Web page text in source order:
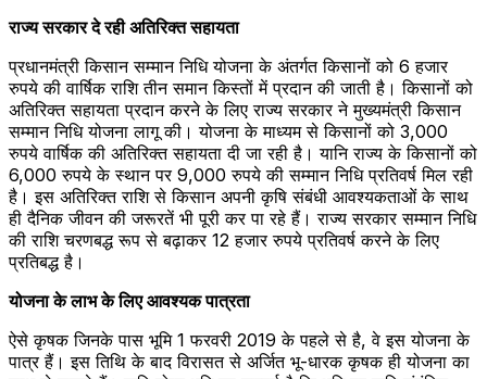
राज्य सरकार दे रही अतिरिक्त सहायता
प्रधानमंत्री किसान सम्मान निधि योजना के अंतर्गत किसानों को 6 हजार
रुपये की वार्षिक राशि तीन समान किस्तों में प्रदान की जाती है। किसानों को
अतिरिक्त सहायता प्रदान करने के लिए राज्य सरकार ने मुख्यमंत्री किसान
सम्मान निधि योजना लागू की। योजना के माध्यम से किसानों को 3,000
रुपये वार्षिक की अतिरिक्त सहायता दी जा रही है। यानि राज्य के किसानों को
6,000 रुपये के स्थान पर 9,000 रुपये की सम्मान निधि प्रतिवर्ष मिल रही
है। इस अतिरिक्त राशि से किसान अपनी कृषि संबंधी आवश्यकताओं के साथ
ही दैनिक जीवन की जरूरतें भी पूरी कर पा रहे हैं। राज्य सरकार सम्मान निधि
की राशि चरणबद्ध रूप से बढ़ाकर 12 हजार रुपये प्रतिवर्ष करने के लिए
प्रतिबद्ध है।
योजना के लाभ के लिए आवश्यक पात्रता
ऐसे कृषक जिनके पास भूमि 1 फरवरी 2019 के पहले से है, वे इस योजना के
पात्र हैं। इस तिथि के बाद विरासत से अर्जित भू-धारक कृषक ही योजना का